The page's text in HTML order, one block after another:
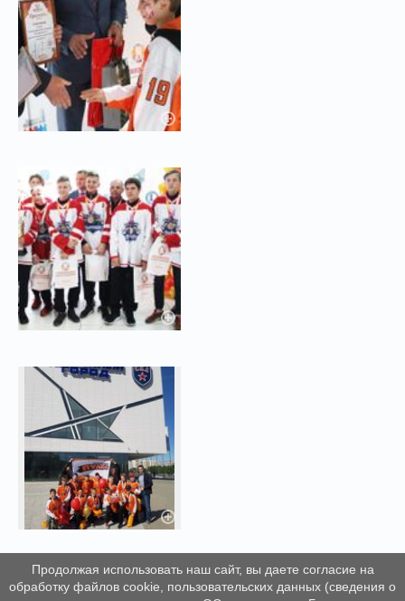
Продолжая использовать наш сайт, вы даете согласие на
обработку файлов cookie, пользовательских данных (сведения о